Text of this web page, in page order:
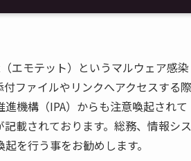
（エモテット）というマルウェア感染
ファイルやリンクへアクセスする際
進機構（IPA）からも注意喚起されて
載されております。総務、情報シス
を行う事をお勧めします。